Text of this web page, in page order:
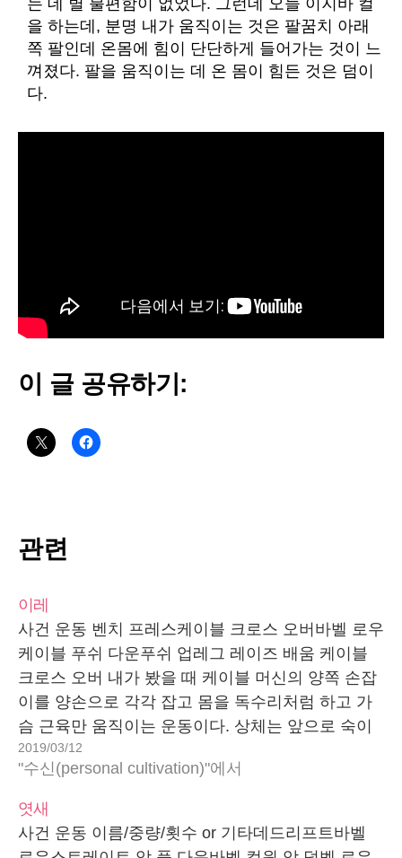
을 하는데, 분명 내가 움직이는 것은 팔꿈치 아래
쪽 팔인데 온몸에 힘이 단단하게 들어가는 것이 느
껴졌다. 팔을 움직이는 데 온 몸이 힘든 것은 덤이
다.
이 글 공유하기:
관련
이레
사건 운동 벤치 프레스케이블 크로스 오버바벨 로우
케이블 푸쉬 다운푸쉬 업레그 레이즈 배움 케이블
크로스 오버 내가 봤을 때 케이블 머신의 양쪽 손잡
이를 양손으로 각각 잡고 몸을 독수리처럼 하고 가
슴 근육만 움직이는 운동이다. 상체는 앞으로 숙이
고 엉덩이도 뒤로 약간 빼고 한다. 팔도 약간 구부린
채로 고정한다. 오직 가슴 근육 움직임에 집중한다.
…
2019/03/12
"수신(personal cultivation)"에서
엿새
사건 운동 이름/중량/횟수 or 기타데드리프트바벨